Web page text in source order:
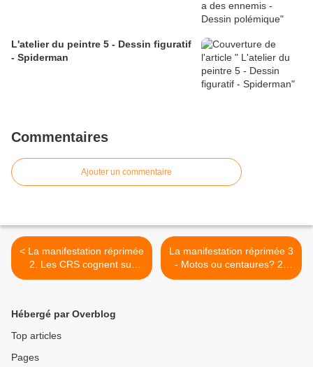
L'atelier du peintre 5 - Dessin figuratif
- Spiderman
Commentaires
Ajouter un commentaire
< La manifestation réprimée
2. Les CRS cognent sur
tout ce qui bouge. 16 12 13
La manifestation réprimée 3
- Motos ou centaures? 21
12 2013 >
Hébergé par Overblog
Top articles
Pages